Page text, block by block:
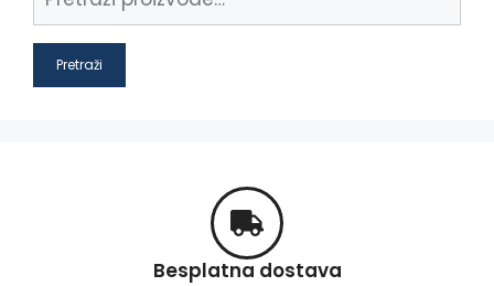
Pretraži
Besplatna dostava